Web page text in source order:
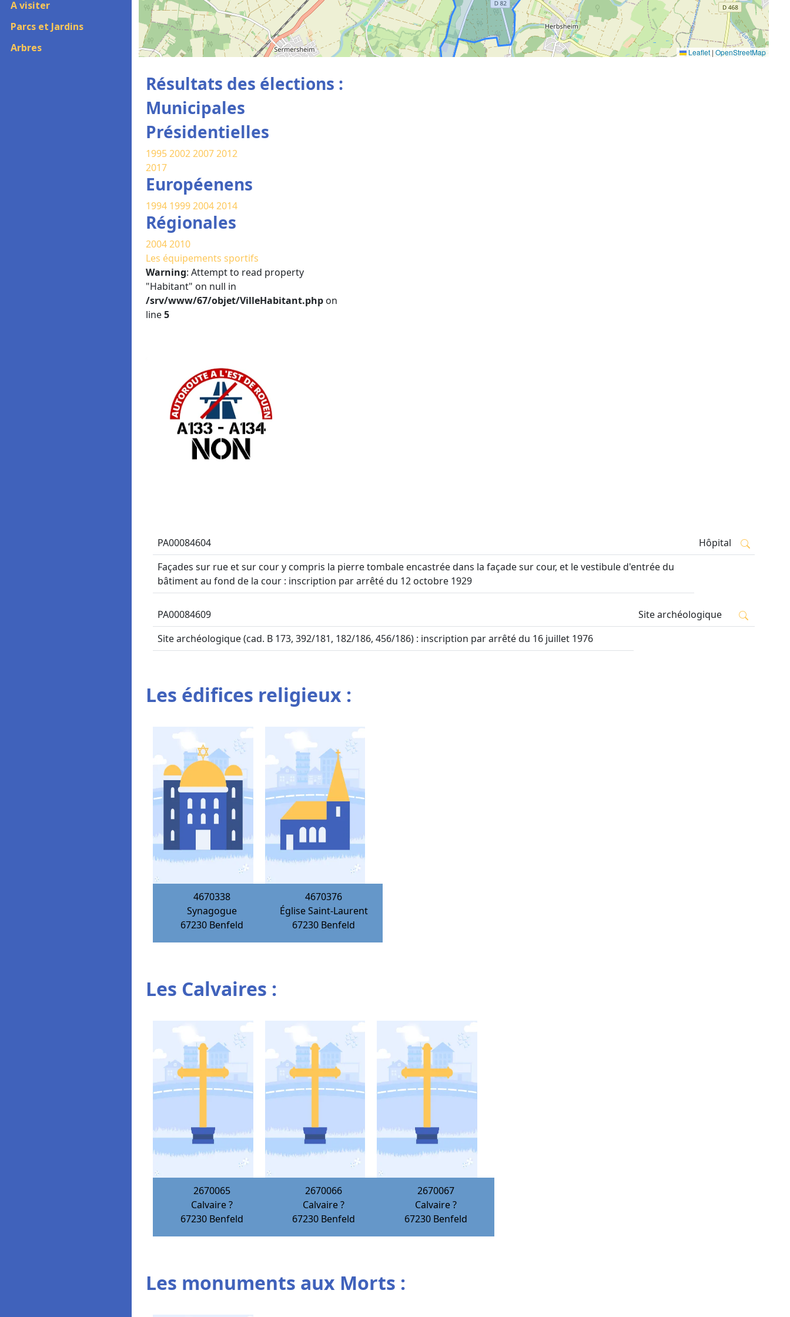
A visiter
Parcs et Jardins
Arbres
Leaflet | OpenStreetMap
Résultats des élections :
Municipales
Présidentielles
1995200220072012
2017
Européenens
1994 199920042014
Régionales
20042010
Les équipements sportifs
Warning: Attempt to read property
"Habitant" on null in
/srv/www/67/objet/VilleHabitant.php on
line5
PA00084604
Hôpital
Façades sur rue et sur cour y compris la pierre tombale encastrée dans la façade sur cour, et le vestibule d'entrée du
bâtiment au fond de la cour : inscription par arrêté du 12 octobre 1929
PA00084609
Site archéologique
Site archéologique (cad. B 173, 392/181, 182/186, 456/186) : inscription par arrêté du 16 juillet 1976
Les édifices religieux :
4670338
Synagogue
67230 Benfeld
4670376
Église Saint-Laurent
67230 Benfeld
Les Calvaires :
2670065
Calvaire ?
67230 Benfeld
2670066
Calvaire ?
67230 Benfeld
2670067
Calvaire ?
67230 Benfeld
Les monuments aux Morts :